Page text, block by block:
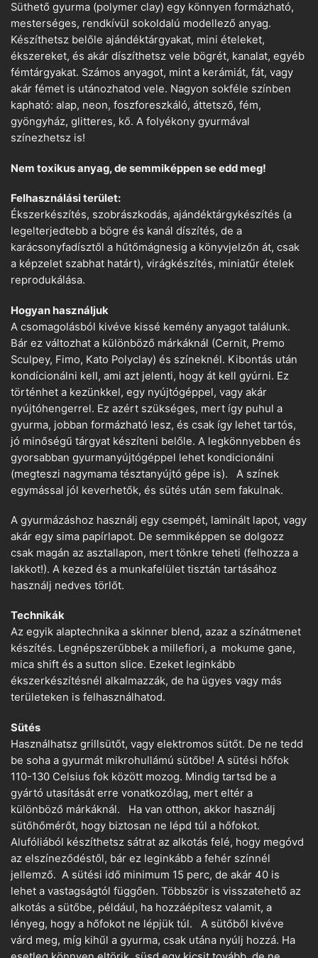
Süthető gyurma (polymer clay) egy könnyen formázható,
mesterséges, rendkívül sokoldalú modellező anyag.
Készíthetsz belőle ajándéktárgyakat, mini ételeket,
ékszereket, és akár díszíthetsz vele bögrét, kanalat, egyéb
fémtárgyakat. Számos anyagot, mint a kerámiát, fát, vagy
akár fémet is utánozhatod vele. Nagyon sokféle színben
kapható: alap, neon, foszforeszkáló, áttetsző, fém,
gyöngyház, glitteres, kő. A folyékony gyurmával
színezhetsz is!
Nem toxikus anyag, de semmiképpen se edd meg!
Felhasználási terület:
Ékszerkészítés, szobrászkodás, ajándéktárgykészítés (a
legelterjedtebb a bögre és kanál díszítés, de a
karácsonyfadísztől a hűtőmágnesig a könyvjelzőn át, csak
a képzelet szabhat határt), virágkészítés, miniatűr ételek
reprodukálása.
Hogyan használjuk
A csomagolásból kivéve kissé kemény anyagot találunk.
Bár ez változhat a különböző márkáknál (Cernit, Premo
Sculpey, Fimo, Kato Polyclay) és színeknél. Kibontás után
kondícionálni kell, ami azt jelenti, hogy át kell gyúrni. Ez
történhet a kezünkkel, egy nyújtógéppel, vagy akár
nyújtóhengerrel. Ez azért szükséges, mert így puhul a
gyurma, jobban formázható lesz, és csak így lehet tartós,
jó minőségű tárgyat készíteni belőle. A legkönnyebben és
gyorsabban gyurmanyújtógéppel lehet kondicionálni
(megteszi nagymama tésztanyújtó gépe is). A színek
egymással jól keverhetők, és sütés után sem fakulnak.
A gyurmázáshoz használj egy csempét, laminált lapot, vagy
akár egy sima papírlapot. De semmiképpen se dolgozz
csak magán az asztallapon, mert tönkre teheti (felhozza a
lakkot!). A kezed és a munkafelület tisztán tartásához
használj nedves törlőt.
Technikák
Az egyik alaptechnika a skinner blend, azaz a színátmenet
készítés. Legnépszerűbbek a millefiori, a mokume gane,
mica shift és a sutton slice. Ezeket leginkább
ékszerkészítésnél alkalmazzák, de ha ügyes vagy más
területeken is felhasználhatod.
Sütés
Használhatsz grillsütőt, vagy elektromos sütőt. De ne tedd
be soha a gyurmát mikrohullámú sütőbe! A sütési hőfok
110-130 Celsius fok között mozog. Mindig tartsd be a
gyártó utasítását erre vonatkozólag, mert eltér a
különböző márkáknál. Ha van otthon, akkor használj
sütőhőmérőt, hogy biztosan ne lépd túl a hőfokot.
Alufóliából készíthetsz sátrat az alkotás felé, hogy megóvd
az elszíneződéstől, bár ez leginkább a fehér színnél
jellemző. A sütési idő minimum 15 perc, de akár 40 is
lehet a vastagságtól függően. Többször is visszatehető az
alkotás a sütőbe, például, ha hozzáépítesz valamit, a
lényeg, hogy a hőfokot ne lépjük túl. A sütőből kivéve
várd meg, míg kihűl a gyurma, csak utána nyúlj hozzá. Ha